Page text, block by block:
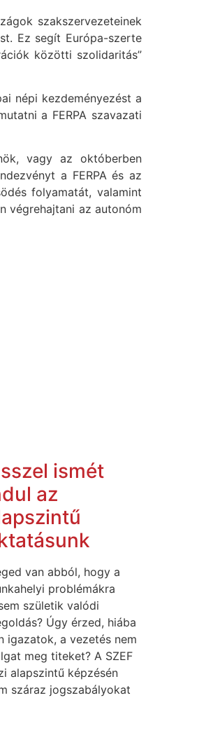
szakszervezeteinek
Ez segít Európa-szerte
közötti szolidaritás”
népi kezdeményezést a
a FERPA szavazati
vagy az októberben
a FERPA és az
folyamatát, valamint
végrehajtani az autonóm
ismét
az
van abból, hogy a
problémákra
születik valódi
Úgy érzed, hiába
igazatok, a vezetés nem
meg titeket? A SZEF
alapszintű képzésén
száraz jogszabályokat